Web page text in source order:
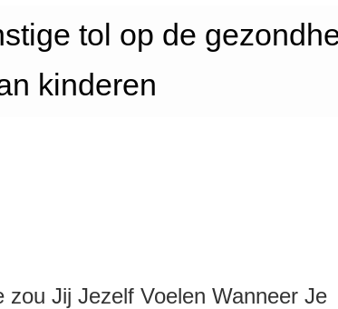
tol op de
kinderen
zou Jij Jezelf Voelen Wanneer Je